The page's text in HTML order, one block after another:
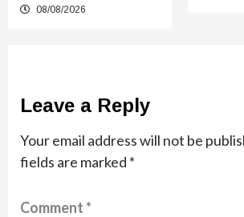
08/08/2026
Leave a Reply
Your email address will not be
fields are marked *
Comment*